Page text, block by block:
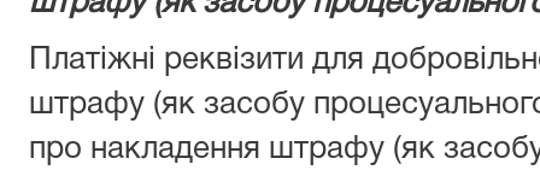
Платіжні реквізити для
штрафу (як засобу
про накладення штрафу (як